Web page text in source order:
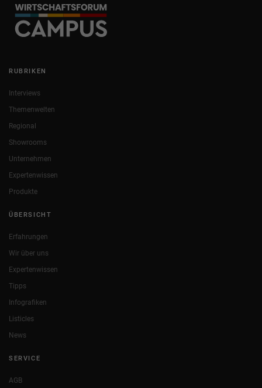
RUBRIKEN
Interviews
Themenwelten
Regional
Showrooms
Unternehmen
Expertenwissen
Produkte
ÜBERSICHT
Erfahrungen
Wir über uns
Expertenwissen
Tipps
Infografiken
Listicles
News
SERVICE
AGB